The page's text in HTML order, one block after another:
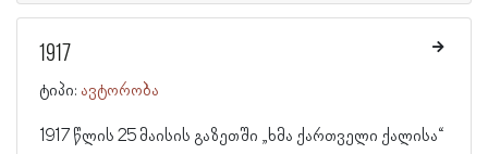
1917
ტიპი: ავტორობა
1917 წლის 25 მაისის გაზეთში „ხმა ქართველი ქალისა“